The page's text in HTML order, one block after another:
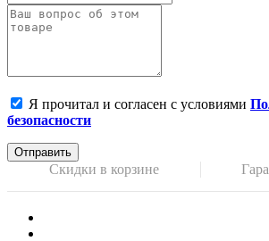
Я прочитал и согласен с условиями
безопасности
Отправить
Скидки в корзине